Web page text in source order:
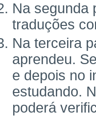
Na segunda
traduções
Na terceira
aprendeu.
e depois no
estudando.
poderá